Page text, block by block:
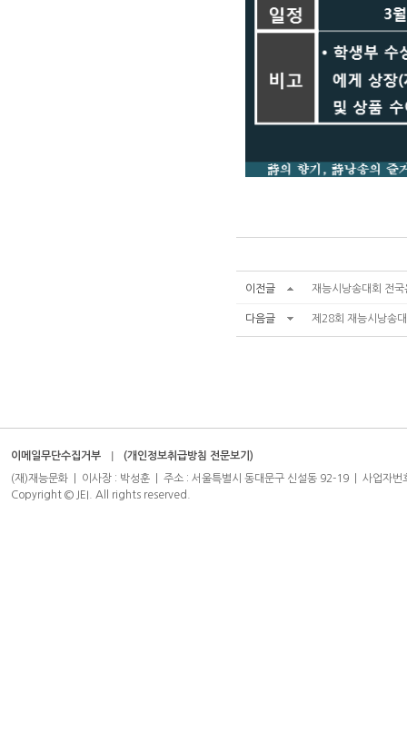
이전글 재능시낭송대회 전
다음글 제28회 재능시낭송
이메일무단수집거부 (개인정보취급방침 전문보기)
(재)재능문화 | 이사장 : 박성훈 | 주소 : 서울특별시 동대문구 신설동 92-19 | 사
Copyright © JEI. All rights reserved.